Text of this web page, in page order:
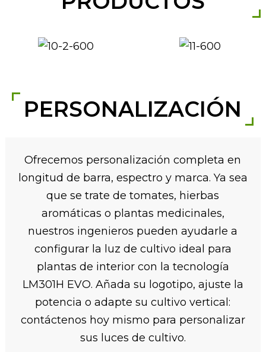
PERSONALIZACIÓN
Ofrecemos personalización completa en
longitud de barra, espectro y marca. Ya sea
que se trate de tomates, hierbas
aromáticas o plantas medicinales,
nuestros ingenieros pueden ayudarle a
configurar la luz de cultivo ideal para
plantas de interior con la tecnología
LM301H EVO. Añada su logotipo, ajuste la
potencia o adapte su cultivo vertical:
contáctenos hoy mismo para personalizar
sus luces de cultivo.